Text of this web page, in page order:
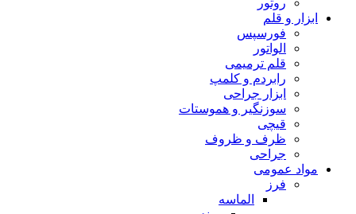
روتور
ابزار و قلم
فورسپس
الواتور
قلم ترمیمی
رابردم و کلمپ
ابزار جراحی
سوزنگیر و هموستات
قیچی
ظرف و ظروف
جراحی
مواد عمومی
فرز
الماسه